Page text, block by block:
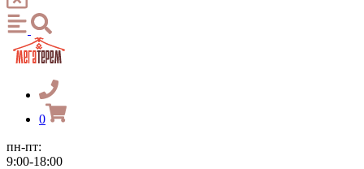
0
пн-пт:
9:00-18:00